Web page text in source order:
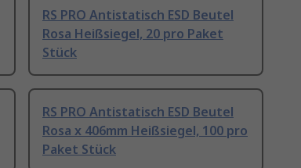
RS PRO Antistatisch ESD Beutel
Rosa Heißsiegel, 20 pro Paket
Stück
RS PRO Antistatisch ESD Beutel
Rosa x 406mm Heißsiegel, 100 pro
Paket Stück